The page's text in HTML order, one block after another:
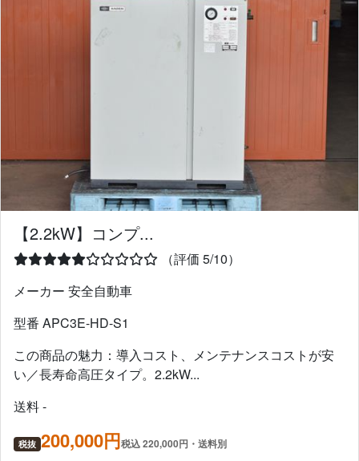
【2.2kW】コンプ...
（評価 5/10）
メーカー 安全自動車
型番 APC3E-HD-S1
この商品の魅力：導入コスト、メンテナンスコストが安
い／長寿命高圧タイプ。2.2kW...
送料 -
税抜 200,000円税込 220,000円・送料別